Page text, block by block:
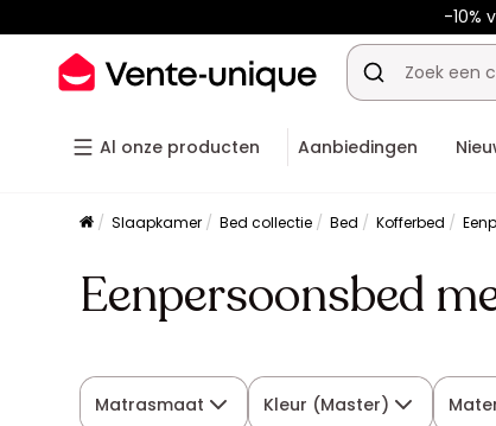
-10%
Al onze producten Aanbiedingen
Slaapkamer Bed collectie Bed Kofferbed
Eenpersoonsbed
Matrasmaat Kleur (Master)